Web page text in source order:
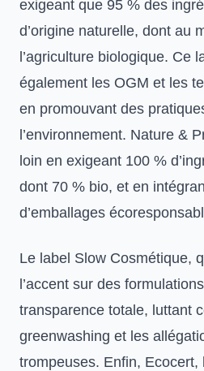
exigeant que 95 % des
d’origine naturelle, dont au
l’agriculture biologique. Ce
également les OGM et les
en promouvant des
l’environnement. Nature &
loin en exigeant 100 %
dont 70 % bio, et en
d’emballages
Le label Slow Cosmétique,
l’accent sur des
transparence totale, luttant
greenwashing et les
trompeuses. Enfin, Ecocert,